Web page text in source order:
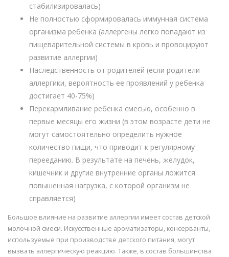
стабилизировалась)
Не полностью сформировалась иммунная система
организма ребенка (аллергены легко попадают из
пищеварительной системы в кровь и провоцируют
развитие аллергии)
Наследственность от родителей (если родители
аллергики, вероятность ее проявлений у ребенка
достигает 40-75%)
Перекармливание ребенка смесью, особенно в
первые месяцы его жизни (в этом возрасте дети не
могут самостоятельно определить нужное
количество пищи, что приводит к регулярному
перееданию. В результате на печень, желудок,
кишечник и другие внутренние органы ложится
повышенная нагрузка, с которой организм не
справляется)
Большое влияние на развитие аллергии имеет состав детской
молочной смеси. Искусственные ароматизаторы, консерванты,
используемые при производстве детского питания, могут
вызвать аллергическую реакцию. Также, в состав большинства